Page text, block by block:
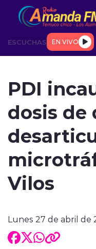
Click acá para ir
ESCUCHAS EN VIVO
TENDENCIAS
modo
PDI
dosis de
Vilos
Lunes 27 de abril de